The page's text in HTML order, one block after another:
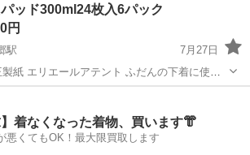
ッ...
ッド300ml24枚入6パック
円
駅
7月27日
紙 エリエールアテント ふだんの下着に使え
パック パッド寸法幅13.5cm✕長さ45cm 定価
】着なくなった着物、買います👘
悪くてもOK！最大限買取します